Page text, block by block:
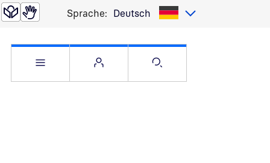
Sprache: Deutsch
Websitemenü öffnenService Menü öffnen
Suche öffnen